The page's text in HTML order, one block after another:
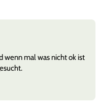
wenn mal was nicht ok ist